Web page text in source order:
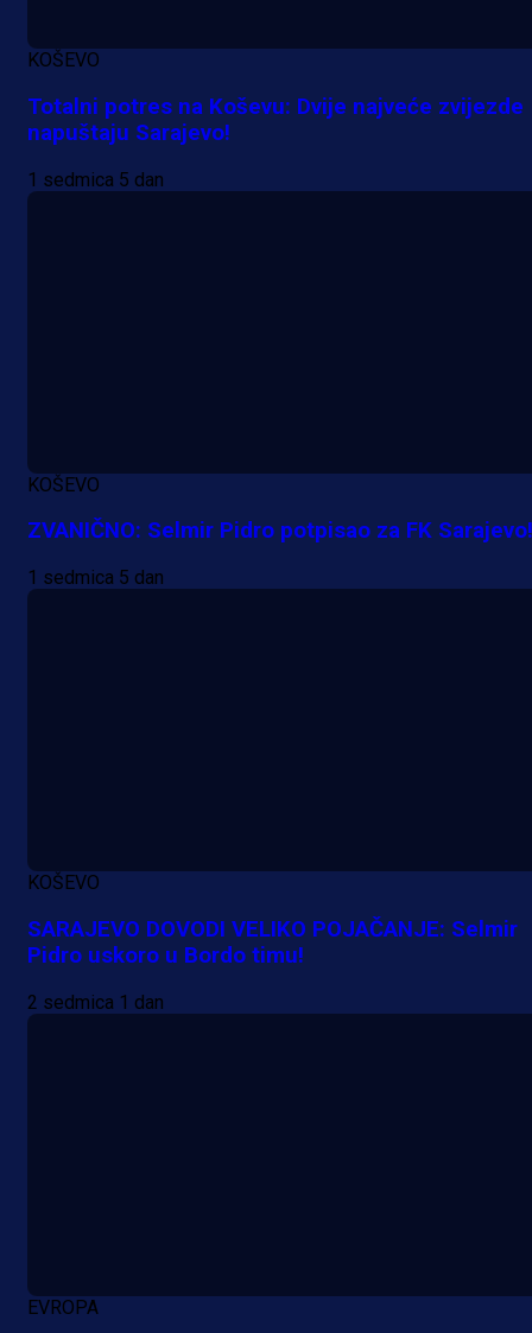
MrBit: Isprati kvalifikacije za
bonus dobrodošlice!
KOŠEVO
Totalni potres na Koševu: Dvije najveće zvijezde
napuštaju Sarajevo!
1 sedmica 5 dan
KOŠEVO
ZVANIČNO: Selmir Pidro potpisao za FK Sarajevo!
1 sedmica 5 dan
KOŠEVO
SARAJEVO DOVODI VELIKO POJAČANJE: Selmir
Pidro uskoro u Bordo timu!
2 sedmica 1 dan
EVROPA